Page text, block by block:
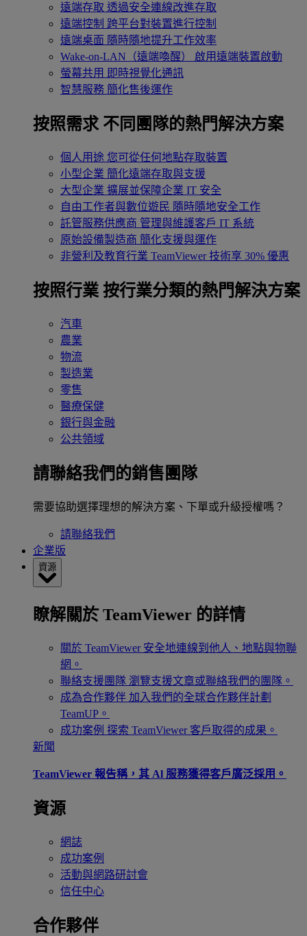
遠端存取 透過安全連線改進存取
遠端控制 跨平台對裝置進行控制
遠端桌面 隨時隨地提升工作效率
Wake-on-LAN（遠端喚醒）
啟用遠端裝置啟動
螢幕共用 即時視覺化通訊
智慧服務 簡化售後運作
按照需求 不同團隊的熱門解決方案
個人用途 您可從任何地點存取裝置
小型企業 簡化遠端存取與支援
大型企業 擴展並保障企業 IT 安全
自由工作者與數位遊民 隨時隨地安全工作
託管服務供應商 管理與維護客戶 IT 系統
原始設備製造商 簡化支援與運作
非營利及教育行業 TeamViewer 技術享 30% 優惠
按照行業 按行業分類的熱門解決方案
汽車
農業
物流
製造業
零售
醫療保健
銀行與金融
公共領域
請聯絡我們的銷售團隊
需要協助選擇理想的解決方案、下單或升級授權嗎？
請聯絡我們
企業版
資源
瞭解關於 TeamViewer 的詳情
關於 TeamViewer 安全地連線到他人、地點與物聯
網。
聯絡支援團隊 瀏覽支援文章或聯絡我們的團隊。
成為合作夥伴 加入我們的全球合作夥伴計劃
TeamUP。
成功案例 探索 TeamViewer 客戶取得的成果。
新聞
TeamViewer 報告稱，其 Al 服務獲得客戶廣泛採用。
資源
網誌
成功案例
活動與網路研討會
信任中心
合作夥伴